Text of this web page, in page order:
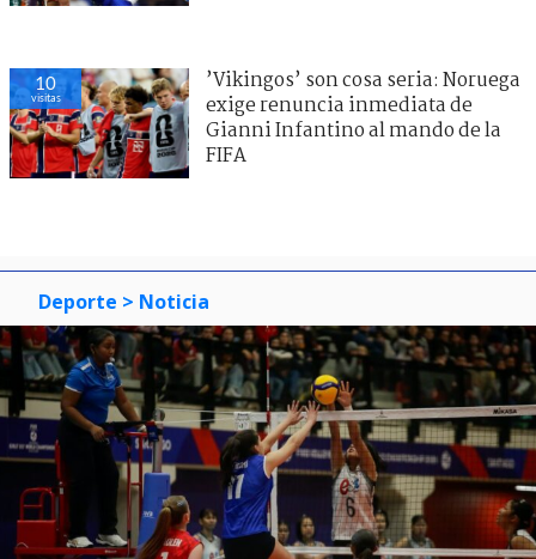
10
visitas
’Vikingos’ son cosa seria: Noruega
exige renuncia inmediata de
Gianni Infantino al mando de la
FIFA
Deporte > Noticia